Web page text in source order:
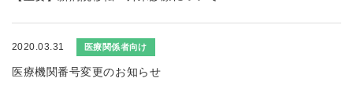
2020.03.31 医療関係者向け
医療機関番号変更のお知らせ